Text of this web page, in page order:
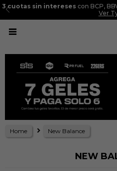
3 cuotas sin intereses con BCP,
Ver

Home New Balance
NEW